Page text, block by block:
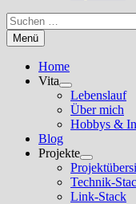
Suchen
nach:
Menü
Home
Vita
Untermenü
anzeigen
Lebenslauf
Über mich
Hobbys &
Blog
Projekte
Untermenü
anzeigen
Technik-
Link-Stack